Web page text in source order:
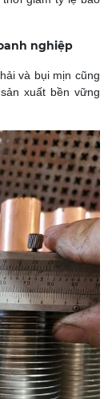
nghiệp
và bụi mịn cũng
xuất bền vững